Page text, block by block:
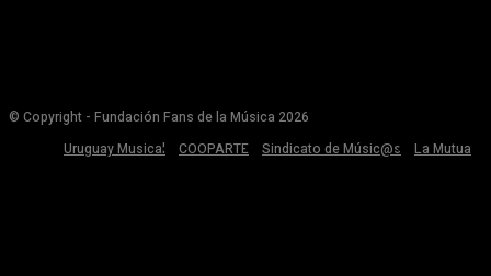
© Copyright - Fundación Fans de la Música 2026
Uruguay Musical
COOPARTE Sindicato de Músic@s La Mutua